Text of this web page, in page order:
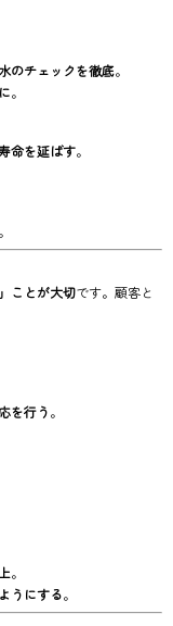
のチェックを徹底。
。
命を延ばす。
。
ことが大切です。顧客と
を行う。
。
うにする。